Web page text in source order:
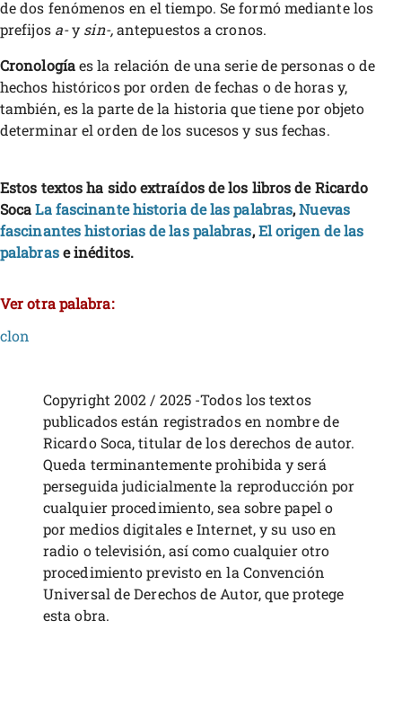
de dos fenómenos en el tiempo. Se formó mediante los
prefijos a-y sin-,antepuestos a cronos.
Cronologíaes la relación de una serie de personas o de
hechos históricos por orden de fechas o de horas y,
también, es la parte de la historia que tiene por objeto
determinar el orden de los sucesos y sus fechas.
Estos textos ha sido extraídos de los libros de Ricardo
SocaLa fascinante historia de las palabras,Nuevas
fascinantes historias de las palabras,El origen de las
palabrase inéditos.
Ver otra palabra:
clon
Copyright 2002 / 2025 -Todos los textos
publicados están registrados en nombre de
Ricardo Soca, titular de los derechos de autor.
Queda terminantemente prohibida y será
perseguida judicialmente la reproducción por
cualquier procedimiento, sea sobre papel o
por medios digitales e Internet, y su uso en
radio o televisión, así como cualquier otro
procedimiento previsto en la Convención
Universal de Derechos de Autor, que protege
esta obra.